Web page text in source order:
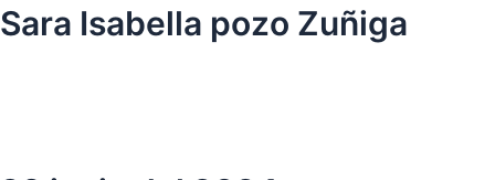
Ir
al
Sara Isabella pozo Zuñiga